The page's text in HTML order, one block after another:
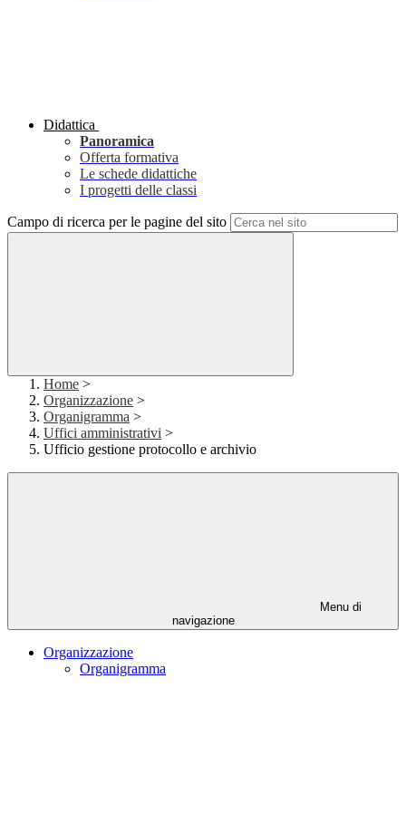
Didattica
Panoramica
Offerta formativa
Le schede didattiche
I progetti delle classi
Campo di ricerca per le pagine del sito
Home >
Organizzazione >
Organigramma >
Uffici amministrativi >
Ufficio gestione protocollo e archivio
Menu di
navigazione
Organizzazione
Organigramma